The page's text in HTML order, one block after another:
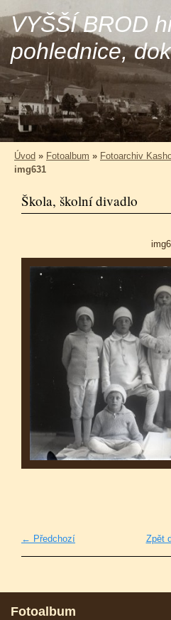
VYŠŠÍ BROD
pohlednice,
Úvod » Fotoalbum » Fotoarchiv
img631
Škola, školní divadlo
← Předchozí Zpět
Fotoalbum